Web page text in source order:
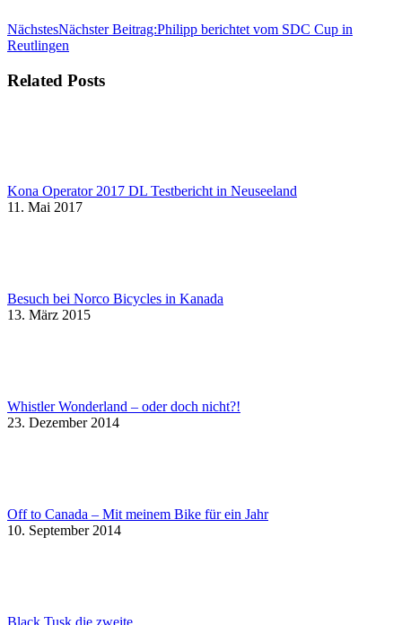
NächstesNächster Beitrag:Philipp berichtet vom SDC Cup in
Reutlingen
Related Posts
Kona Operator 2017 DL Testbericht in Neuseeland
11. Mai 2017
Besuch bei Norco Bicycles in Kanada
13. März 2015
Whistler Wonderland – oder doch nicht?!
23. Dezember 2014
Off to Canada – Mit meinem Bike für ein Jahr
10. September 2014
Black Tusk die zweite